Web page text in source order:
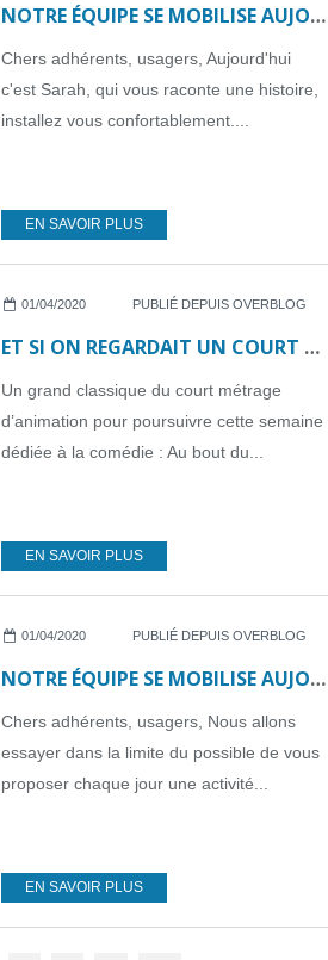
NOTRE ÉQUIPE SE MOBILISE AUJOURD'HUI : UNE HISTOIRE !
Chers adhérents, usagers, Aujourd'hui
c'est Sarah, qui vous raconte une histoire,
installez vous confortablement....
EN SAVOIR PLUS
01/04/2020 PUBLIÉ DEPUIS OVERBLOG
ET SI ON REGARDAIT UN COURT MÉTRAGE...N°16
Un grand classique du court métrage
d’animation pour poursuivre cette semaine
dédiée à la comédie : Au bout du...
EN SAVOIR PLUS
01/04/2020 PUBLIÉ DEPUIS OVERBLOG
NOTRE ÉQUIPE SE MOBILISE AUJOURD'HUI : POISSONS D'AVRIL
Chers adhérents, usagers, Nous allons
essayer dans la limite du possible de vous
proposer chaque jour une activité...
EN SAVOIR PLUS